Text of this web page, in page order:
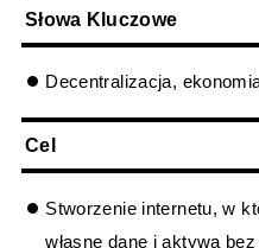
Słowa Kluczowe
Decentralizacja,
Cel
Stworzenie internetu, w
własne dane i aktywa